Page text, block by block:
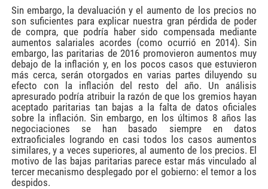
Sin embargo, la devaluación y el aumento de los precios no
son suficientes para explicar nuestra gran pérdida de poder
de compra, que podría haber sido compensada mediante
aumentos salariales acordes (como ocurrió en 2014). Sin
embargo, las paritarias de 2016 promovieron aumentos muy
debajo de la inflación y, en los pocos casos que estuvieron
más cerca, serán otorgados en varias partes diluyendo su
efecto con la inflación del resto del año. Un análisis
apresurado podría atribuir la razón de que los gremios hayan
aceptado paritarias tan bajas a la falta de datos oficiales
sobre la inflación. Sin embargo, en los últimos 8 años las
negociaciones se han basado siempre en datos
extraoficiales logrando en casi todos los casos aumentos
similares, y a veces superiores, al aumento de los precios. El
motivo de las bajas paritarias parece estar más vinculado al
tercer mecanismo desplegado por el gobierno: el temor a los
despidos.